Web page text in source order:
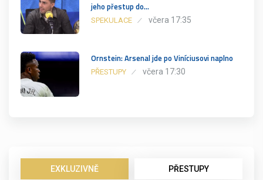
jeho přestup do…
SPEKULACE včera 17:35
Ornstein: Arsenal jde po Viníciusovi naplno
PŘESTUPY včera 17:30
EXKLUZIVNĚ PŘESTUPY